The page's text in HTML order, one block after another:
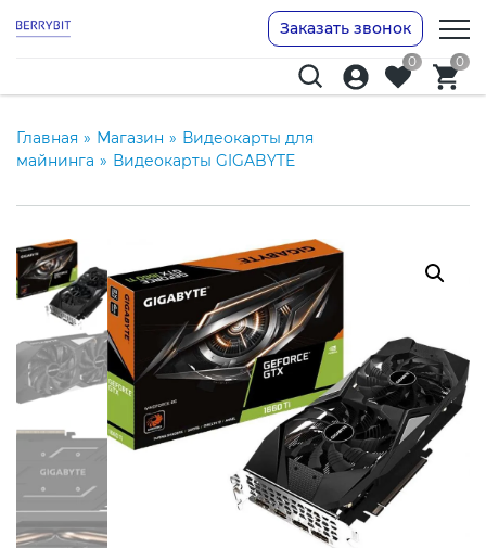
Заказать звонок
0 0
Главная » Магазин » Видеокарты для
майнинга » Видеокарты GIGABYTE